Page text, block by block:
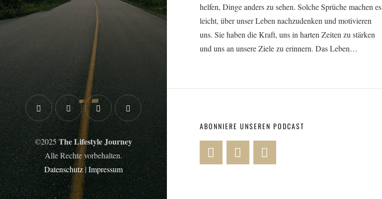
©2025The Lifestyle Journey
Alle Rechte vorbehalten.
Datenschutz|Impressum
helfen, Dinge anders zu sehen. Solche Sprüche machen es
leicht, über unser Leben nachzudenken und motivieren
uns. Sie haben die Kraft, uns in harten Zeiten zu stärken
und uns an unsere Ziele zu erinnern. Das Leben…
ABONNIERE UNSEREN PODCAST